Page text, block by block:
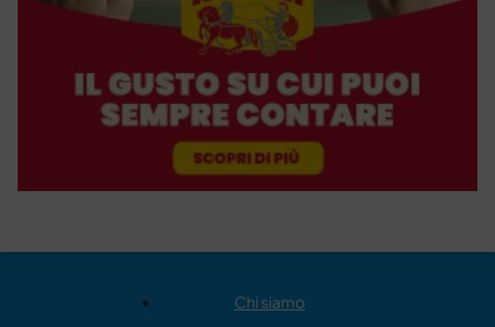
Chi siamo